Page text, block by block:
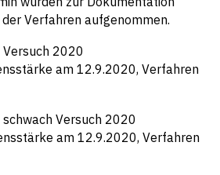
Verfahren aufgenommen.
am 12.9.2020, Verfahren
am 12.9.2020, Verfahren